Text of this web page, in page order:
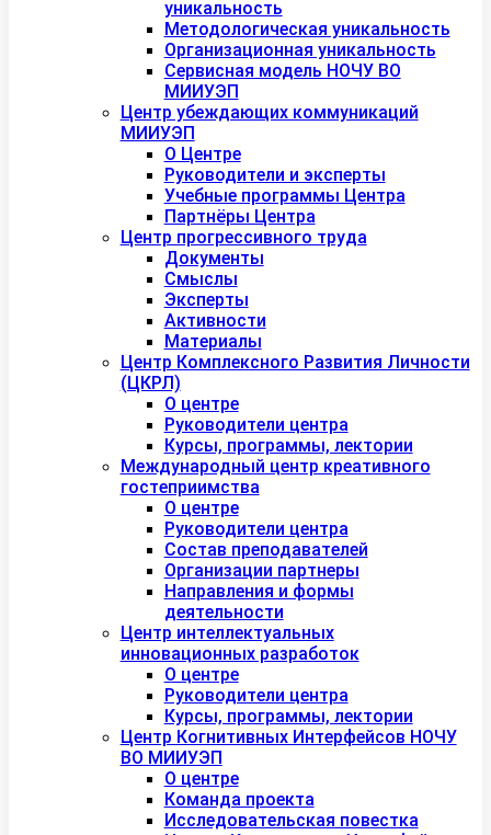
уникальность
Методологическая уникальность
Организационная уникальность
Сервисная модель НОЧУ ВО
МИИУЭП
Центр убеждающих коммуникаций
МИИУЭП
О Центре
Руководители и эксперты
Учебные программы Центра
Партнёры Центра
Центр прогрессивного труда
Документы
Смыслы
Эксперты
Активности
Материалы
Центр Комплексного Развития Личности
(ЦКРЛ)
О центре
Руководители центра
Курсы, программы, лектории
Международный центр креативного
гостеприимства
О центре
Руководители центра
Состав преподавателей
Организации партнеры
Направления и формы
деятельности
Центр интеллектуальных
инновационных разработок
О центре
Руководители центра
Курсы, программы, лектории
Центр Когнитивных Интерфейсов НОЧУ
ВО МИИУЭП
О центре
Команда проекта
Исследовательская повестка